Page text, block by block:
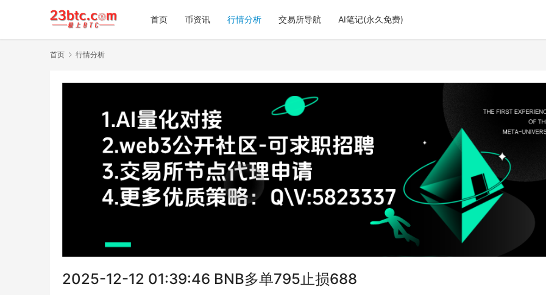
首页 币资讯 行情分析 交易所导航 AI笔记(永久免费)
首页 行情分析
2025-12-12 01:39:46 BNB多单795止损688